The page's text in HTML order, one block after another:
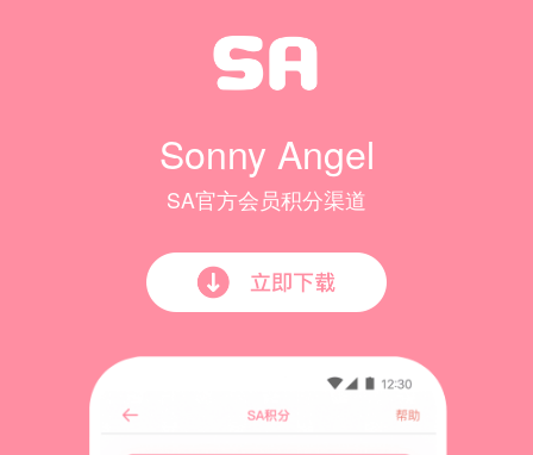
Sonny Angel
SA官方会员积分渠道